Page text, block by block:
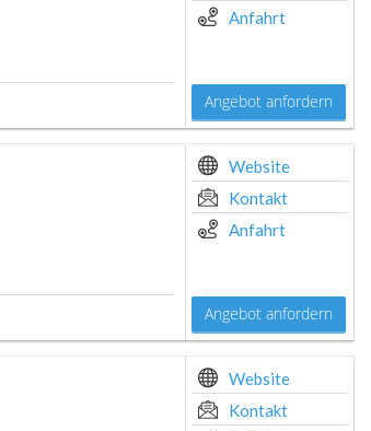
Anfahrt
Angebot anfordern
Website
Kontakt
Anfahrt
Angebot anfordern
Website
Kontakt